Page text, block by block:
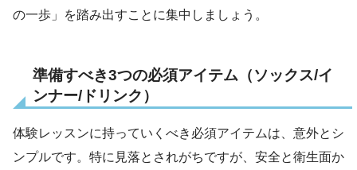
の一歩」を踏み出すことに集中しましょう。
準備すべき3つの必須アイテム（ソックス/イ
ンナー/ドリンク）
体験レッスンに持っていくべき必須アイテムは、意外とシ
ンプルです。特に見落とされがちですが、安全と衛生面か